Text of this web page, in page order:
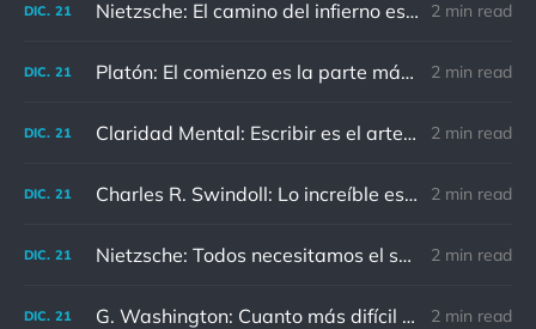
DIC. 21 Nietzsche: El camino del infierno está asfaltado de buenas intenciones. 2 min read
DIC. 21 Platón: El comienzo es la parte más importante del trabajo 2 min read
DIC. 21 Claridad Mental: Escribir es el arte de calmar y despejar la mente. 2 min read
DIC. 21 Charles R. Swindoll: Lo increíble es que cada día podemos elegir la actitud que adoptaremos. 2 min read
DIC. 21 Nietzsche: Todos necesitamos el sentido de culpa, pero nadie necesita sentirse culpable. 2 min read
DIC. 21 G. Washington: Cuanto más difícil es el conflicto, mayor es el triunfo. 2 min read